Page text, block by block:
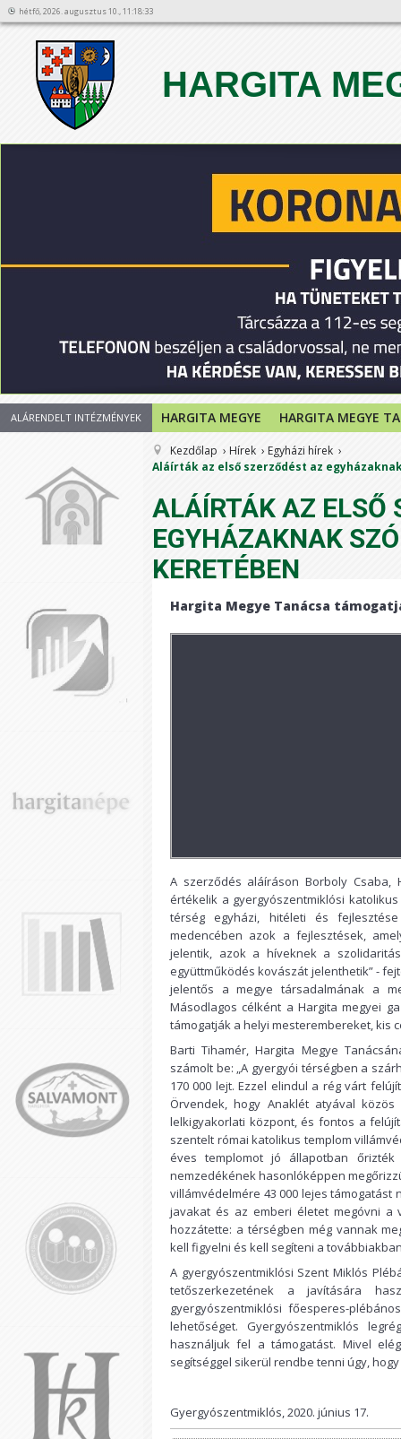
hétfő, 2026. augusztus 10., 11:18:33
HARGITA
12
ALÁRENDELT INTÉZMÉNYEK HARGITA MEGYE HARGITA MEGYE
Kezdőlap Hírek
Egyházi hírek
Aláírták az első szerződést az
ALÁÍRTÁK AZ ELSŐ
EGYHÁZAKNAK
KERETÉBEN
Hargita Megye Tanácsa
A szerződés aláíráson Borboly Csaba,
értékelik a gyergyószentmiklósi
térség egyházi, hitéleti és
medencében azok a fejlesztések,
jelentik, azok a híveknek a
együttműködés kovászát jelenthetik” -
jelentős a megye társadalmának a
Másodlagos célként a Hargita megyei
támogatják a helyi mesterembereket, kis
Barti Tihamér, Hargita Megye
számolt be: „A gyergyói térségben a
170 000 lejt. Ezzel elindul a rég várt
Örvendek, hogy Anaklét atyával
lelkigyakorlati központ, és fontos a
szentelt római katolikus templom
éves templomot jó állapotban
nemzedékének hasonlóképpen
villámvédelmére 43 000 lejes
javakat és az emberi életet megóvni a
hozzátette: a térségben még vannak
kell figyelni és kell segíteni a
A gyergyószentmiklósi Szent Miklós
tetőszerkezetének a javítására
gyergyószentmiklósi főesperes-
lehetőséget. Gyergyószentmiklós
használjuk fel a támogatást. Mivel
segítséggel sikerül rendbe tenni úgy,
Gyergyószentmiklós, 2020. június 17.